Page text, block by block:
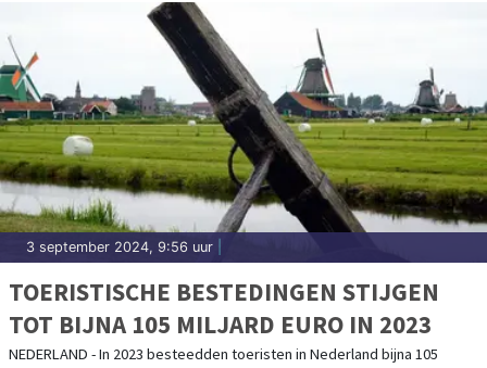
3 september 2024, 9:56 uur
TOERISTISCHE BESTEDINGEN STIJGEN
TOT BIJNA 105 MILJARD EURO IN 2023
NEDERLAND - In 2023 besteedden toeristen in Nederland bijna 105